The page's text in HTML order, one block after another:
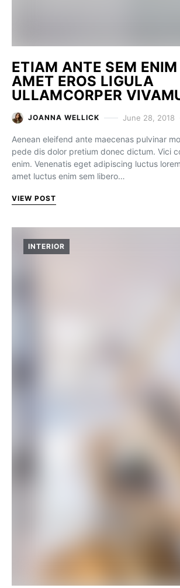
ETIAM ANTE SEM
AMET EROS LIGULA
ULLAMCORPER
JOANNA WELLICK June 28, 2018
Aenean eleifend ante maecenas pulvinar
pede dis dolor pretium donec dictum. Vici
enim. Venenatis eget adipiscing luctus
amet luctus enim sem libero…
VIEW POST
INTERIOR